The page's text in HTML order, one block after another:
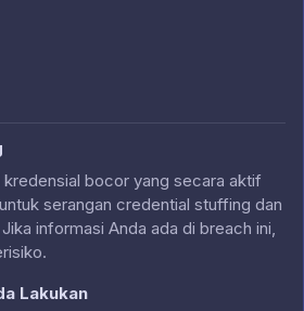
bocor yang secara aktif
serangan credential stuffing dan
informasi Anda ada di breach ini,
Lakukan